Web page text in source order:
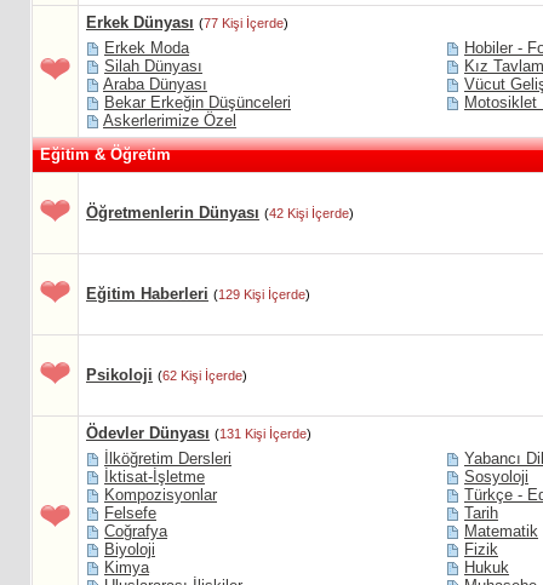
Erkek Dünyası (77 Kişi İçerde)
Erkek Moda
Hobiler -
Silah Dünyası
Kız
Araba Dünyası
Vücut
Bekar Erkeğin Düşünceleri
Motosiklet
Askerlerimize Özel
Eğitim & Öğretim
Öğretmenlerin Dünyası (42 Kişi İçerde)
Eğitim Haberleri (129 Kişi İçerde)
Psikoloji (62 Kişi İçerde)
Ödevler Dünyası (131 Kişi İçerde)
İlköğretim Dersleri
Yabancı Dil
İktisat-İşletme
Sosyoloji
Kompozisyonlar
Türkçe -
Felsefe
Tarih
Coğrafya
Matematik
Biyoloji
Fizik
Kimya
Hukuk